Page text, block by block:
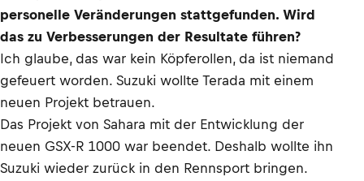
personelle Veränderungen stattgefunden. Wird
das zu Verbesserungen der Resultate führen?
Ich glaube, das war kein Köpferollen, da ist niemand
gefeuert worden. Suzuki wollte Terada mit einem
neuen Projekt betrauen.
Das Projekt von Sahara mit der Entwicklung der
neuen GSX-R 1000 war beendet. Deshalb wollte ihn
Suzuki wieder zurück in den Rennsport bringen.